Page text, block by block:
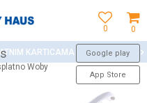
0
0
Woby
Google play
App Store
KARTICAMA